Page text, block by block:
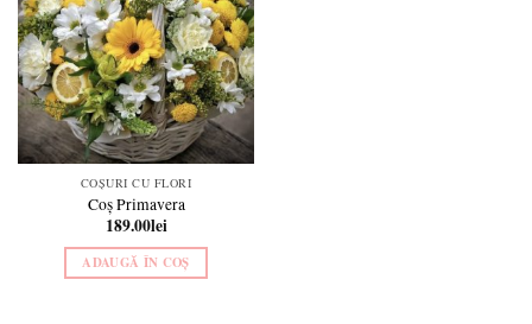
wishlist
COȘURI CU FLORI
Coș Primavera
189.00lei
ADAUGĂ ÎN COȘ